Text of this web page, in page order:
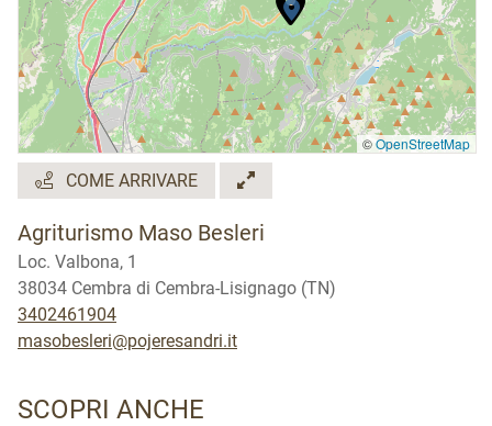
©OpenStreetMap
COME ARRIVARE
Agriturismo Maso Besleri
Loc. Valbona, 1
38034 Cembra di Cembra-Lisignago (TN)
3402461904
masobesleri@pojeresandri.it
SCOPRI ANCHE